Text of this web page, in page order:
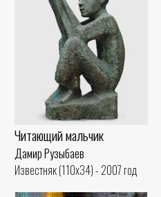
Читающий мальчик
Дамир Рузыбаев
Известняк (110x34) - 2007 год